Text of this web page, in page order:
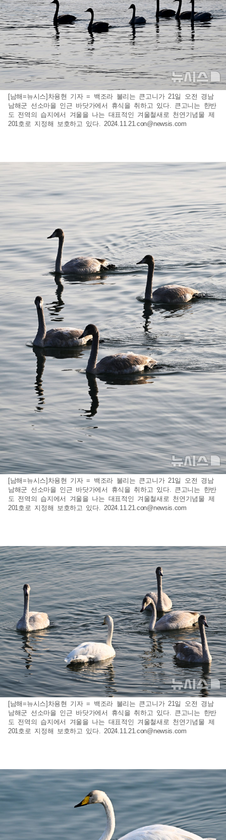
[남해=뉴시스]차용현 기자 = 백조라 불리는 큰고니가 21일 오전 경남
남해군 선소마을 인근 바닷가에서 휴식을 취하고 있다. 큰고니는 한반
도 전역의 습지에서 겨울을 나는 대표적인 겨울철새로 천연기념물 제
201호로 지정해 보호하고 있다. 2024.11.21.con@newsis.com
[남해=뉴시스]차용현 기자 = 백조라 불리는 큰고니가 21일 오전 경남
남해군 선소마을 인근 바닷가에서 휴식을 취하고 있다. 큰고니는 한반
도 전역의 습지에서 겨울을 나는 대표적인 겨울철새로 천연기념물 제
201호로 지정해 보호하고 있다. 2024.11.21.con@newsis.com
[남해=뉴시스]차용현 기자 = 백조라 불리는 큰고니가 21일 오전 경남
남해군 선소마을 인근 바닷가에서 휴식을 취하고 있다. 큰고니는 한반
도 전역의 습지에서 겨울을 나는 대표적인 겨울철새로 천연기념물 제
201호로 지정해 보호하고 있다. 2024.11.21.con@newsis.com